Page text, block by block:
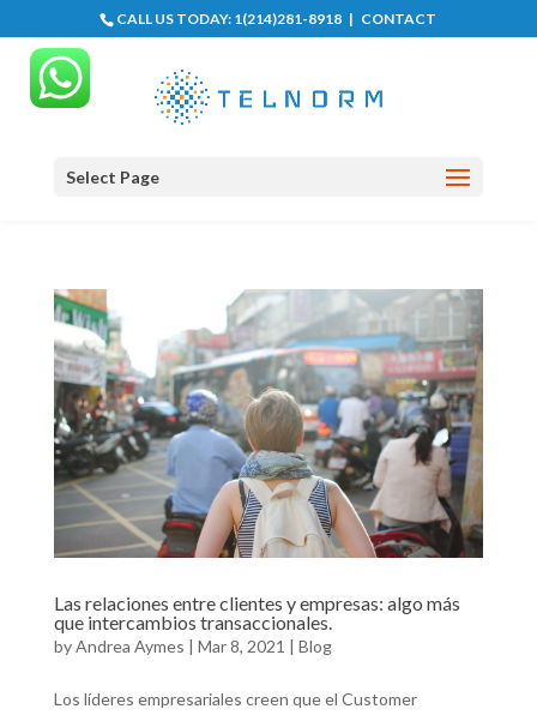
CALL US TODAY: 1(214)281-8918 | CONTACT
Select Page
Las relaciones entre clientes y empresas: algo más
que intercambios transaccionales.
byAndrea Aymes | Mar 8, 2021 | Blog
Los líderes empresariales creen que el Customer